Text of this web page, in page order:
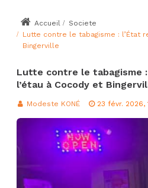
Accueil
Societe
Lutte contre le tabagisme : l’État
Bingerville
Lutte contre le tabagisme
l’étau à Cocody et
Modeste KONÉ 23 févr. 2026,